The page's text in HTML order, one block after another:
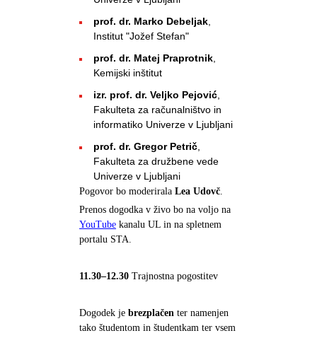
prof. dr. Marko Debeljak
Institut "Jožef Stefan"
prof. dr. Matej Praprotnik
Kemijski inštitut
izr. prof. dr. Veljko Pejović
Fakulteta za računalništvo in
informatiko Univerze v Ljubljani
prof. dr. Gregor Petrič
Fakulteta za družbene vede
Univerze v Ljubljani
Pogovor bo moderirala Lea Udovč.
Prenos dogodka v živo bo na voljo na
YouTube kanalu UL in na spletnem
portalu STA.
11.30–12.30 Trajnostna pogostitev
Dogodek je brezplačen ter namenjen
tako študentom in študentkam ter vsem